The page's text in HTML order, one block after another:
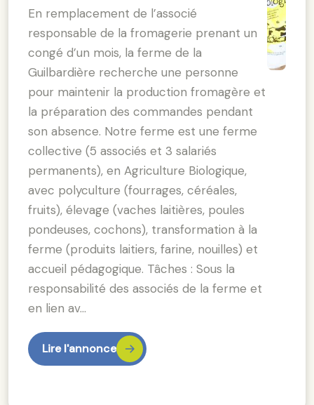
En remplacement de l’associé
responsable de la fromagerie prenant un
congé d’un mois, la ferme de la
Guilbardière recherche une personne
pour maintenir la production fromagère et
la préparation des commandes pendant
son absence. Notre ferme est une ferme
collective (5 associés et 3 salariés
permanents), en Agriculture Biologique,
avec polyculture (fourrages, céréales,
fruits), élevage (vaches laitières, poules
pondeuses, cochons), transformation à la
ferme (produits laitiers, farine, nouilles) et
accueil pédagogique. Tâches : Sous la
responsabilité des associés de la ferme et
en lien av…
Lire l'annonce